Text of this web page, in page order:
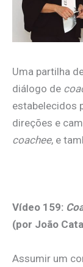
Uma partilha
diálogo de
estabelecidos
direções e
coachee, e
Vídeo 159:
(por João
Assumir um